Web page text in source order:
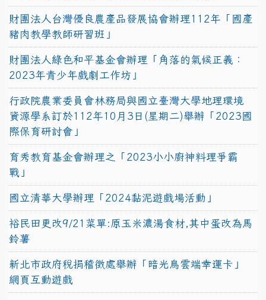
財團法人台灣優良農產品發展協會辦理112年「國產
豬肉教學教師研習班」
財團法人綠色和平基金會辦理「角落的氣候正義：
2023年青少年戲劇工作坊」
行政院農業委員會林務局與國立臺灣大學地理環境
資源學系訂於112年10月3日(星期二)舉辦「2023國
際保育研討會」
育秀教育基金會辦理之「2023小小廚神料理爭霸
戰」
國立清華大學辦理「2024黏泥遊戲場活動」
裕民田更改9/21菜單:原玉米濃湯食材,其中蛋改為馬
鈴薯
新北市政府稅捐稽徵處舉辦「暗光鳥雲端幸運卡」
網頁互動遊戲